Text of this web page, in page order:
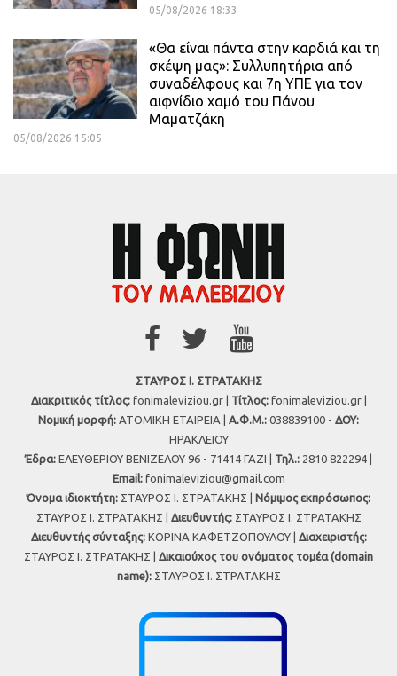
05/08/2026 18:33
«Θα είναι πάντα στην καρδιά και τη
σκέψη μας»: Συλλυπητήρια από
συναδέλφους και 7η ΥΠΕ για τον
αιφνίδιο χαμό του Πάνου
Μαματζάκη
05/08/2026 15:05
ΣΤΑΥΡΟΣ Ι. ΣΤΡΑΤΑΚΗΣ
Διακριτικός τίτλος:fonimaleviziou.gr | Τίτλος:fonimaleviziou.gr |
Νομική μορφή: ΑΤΟΜΙΚΗ ΕΤΑΙΡΕΙΑ | Α.Φ.Μ.: 038839100 - ΔΟΥ:
ΗΡΑΚΛΕΙΟΥ
Έδρα: ΕΛΕΥΘΕΡΙΟΥ ΒΕΝΙΖΕΛΟΥ 96 - 71414 ΓΑΖΙ | Τηλ.: 2810 822294 |
Εmail: fonimaleviziou@gmail.com
Όνομα ιδιοκτήτη: ΣΤΑΥΡΟΣ Ι. ΣΤΡΑΤΑΚΗΣ | Νόμιμος εκπρόσωπος:
ΣΤΑΥΡΟΣ Ι. ΣΤΡΑΤΑΚΗΣ | Διευθυντής:ΣΤΑΥΡΟΣ Ι. ΣΤΡΑΤΑΚΗΣ
Διευθυντής σύνταξης:ΚΟΡΙΝΑ ΚΑΦΕΤΖΟΠΟΥΛΟΥ | Διαχειριστής:
ΣΤΑΥΡΟΣ Ι. ΣΤΡΑΤΑΚΗΣ | Δικαιούχος του ονόματος τομέα (domain
name):ΣΤΑΥΡΟΣ Ι. ΣΤΡΑΤΑΚΗΣ